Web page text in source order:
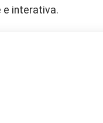
interativa.